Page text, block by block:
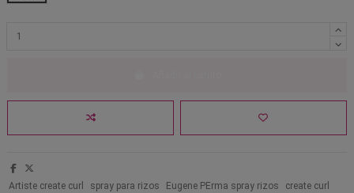
Artiste create curl spray para rizos Eugene PErma spray rizos create curl